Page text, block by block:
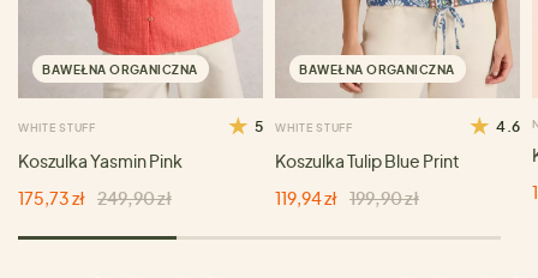
BAWEŁNA ORGANICZNA
WHITE STUFF 5
Koszulka Yasmin Pink
175,73 zł 249,90 zł
BAWEŁNA ORGANICZNA
WHITE STUFF 4.6
Koszulka Tulip Blue Print
119,94 zł 199,90 zł